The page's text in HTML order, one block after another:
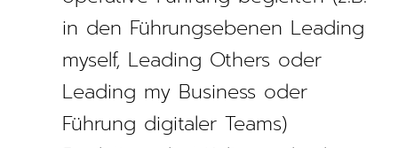
in den Führungsebenen Leading
myself, Leading Others oder
Leading my Business oder
Führung digitaler Teams) ​